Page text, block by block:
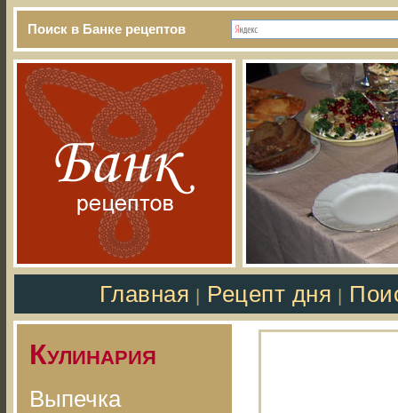
Поиск в Банке рецептов
Главная Рецепт дня
Кулинария
Выпечка